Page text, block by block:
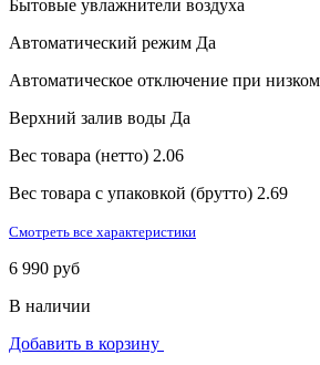
Бытовые увлажнители воздуха
Автоматический режим Да
Автоматическое отключение при
Верхний залив воды Да
Вес товара (нетто) 2.06
Вес товара с упаковкой (брутто) 2.69
Смотреть все характеристики
6 990 руб
В наличии
Добавить в корзину